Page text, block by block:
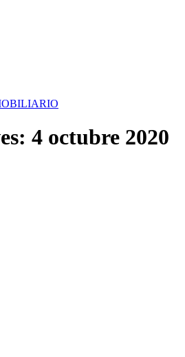
4 octubre 2020